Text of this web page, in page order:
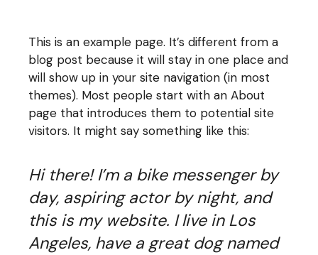
This is an example page. It’s different from a
blog post because it will stay in one place and
will show up in your site navigation (in most
themes). Most people start with an About
page that introduces them to potential site
visitors. It might say something like this:
Hi there! I’m a bike messenger by
day, aspiring actor by night, and
this is my website. I live in Los
Angeles, have a great dog named